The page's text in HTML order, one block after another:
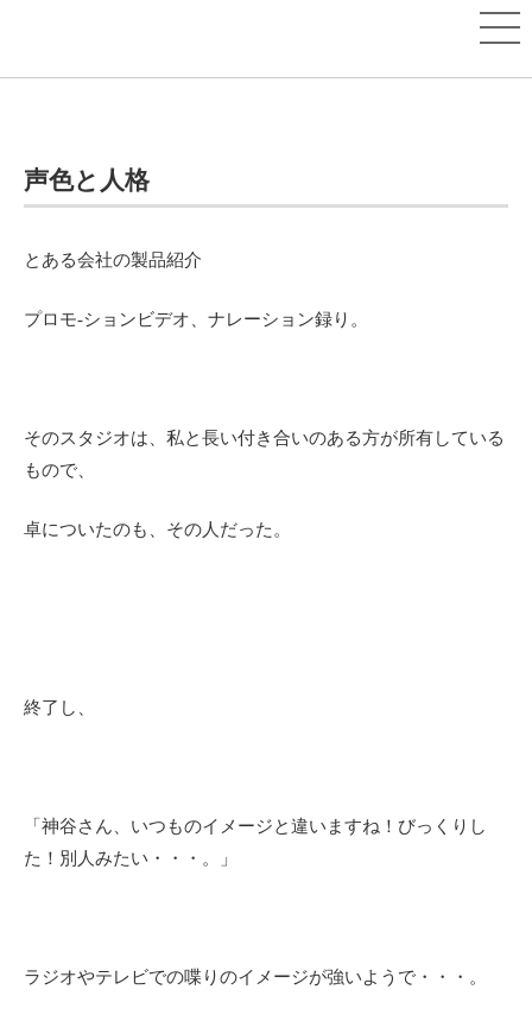
声色と人格
とある会社の製品紹介
プロモ-ションビデオ、ナレーション録り。
そのスタジオは、私と長い付き合いのある方が所有している
もので、
卓についたのも、その人だった。
終了し、
「神谷さん、いつものイメージと違いますね！びっくりし
た！別人みたい・・・。」
ラジオやテレビでの喋りのイメージが強いようで・・・。